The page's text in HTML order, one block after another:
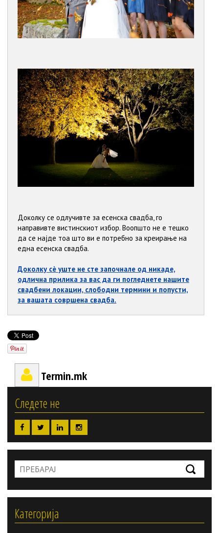
Доколку се одлучивте за есенска свадба, го
направивте вистинскиот избор. Воопшто не е тешко
да се најде тоа што ви е потребно за креирање на
една есенска свадба.
Доколку сè уште не сте започнале од никаде,
одлична прилика за вас да ги погледнете нашите
свадбени локации, слободни термини и попусти,
за вашата совршена свадба.
Termin.mk
Следете не
Категорија